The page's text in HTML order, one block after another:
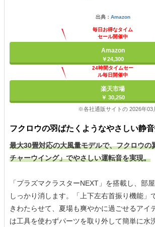
出典： Amazon
毎日お得なタイム
セール開催中
Amazon
￥24,300
24時間タイムセー
ル毎日開催中
楽天市場
￥ 30,250
※各社通販サイトの 2026年03
フクロウの羽ばたくようなやさしい静
最大30畳対応の大風量モデルで、フクロウの
チャーウイング」でやさしい運転音を実現。
「プラズマクラスターNEXT」を搭載し、部
しっかり消します。「上下左右首振り機能」
きわたらせて、夏場も爽やかに過ごせるアイ
は工具を使わずパーツを取り外して簡単に水